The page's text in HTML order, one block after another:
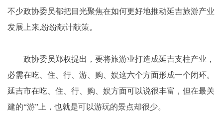
不少政协委员都把目光聚焦在如何更好地推动延吉旅游产业
发展上来,纷纷献计献策。
政协委员郑权提出，要将旅游业打造成延吉支柱产业，
必需在吃、住、行、游、购、娱这六个方面形成一个闭环。
延吉市在吃、住、行、购、娱方面可以说很丰富，但在最关
建的“游”上，也就是可以游玩的景点却很少。